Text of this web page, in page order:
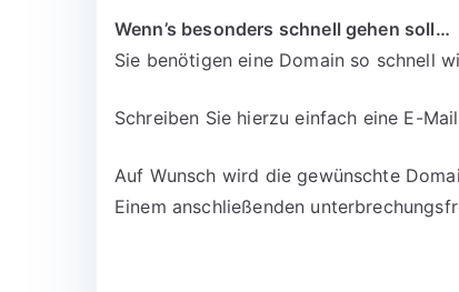
Wenn’s besonders schnell gehen soll…
Sie benötigen eine Domain so schnell
Schreiben Sie hierzu einfach eine E-
Auf Wunsch wird die gewünschte
Einem anschließenden